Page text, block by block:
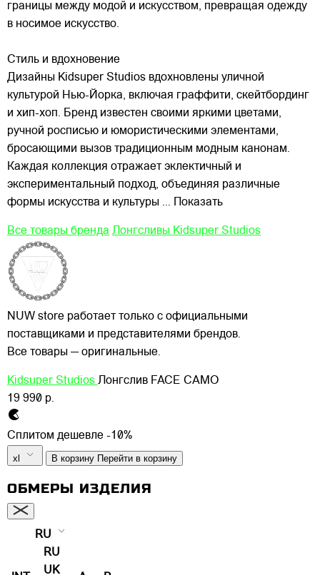
границы между модой и искусством, превращая одежду
в носимое искусство.
Стиль и вдохновение
Дизайны Kidsuper Studios вдохновлены уличной
культурой Нью-Йорка, включая граффити, скейтбординг
и хип-хоп. Бренд известен своими яркими цветами,
ручной росписью и юмористическими элементами,
бросающими вызов традиционным модным канонам.
Каждая коллекция отражает эклектичный и
экспериментальный подход, объединяя различные
формы искусства и культуры ... Показать
Все товары бренда Лонгсливы Kidsuper Studios
NUW store работает только с официальными
поставщиками и представителями брендов.
Все товары — оригинальные.
Kidsuper Studios Лонгслив FACE CAMO
19 990 р.
Сплитом дешевле -10%
xl В корзину Перейти в корзину
ОБМЕРЫ ИЗДЕЛИЯ
RU
RU
UK